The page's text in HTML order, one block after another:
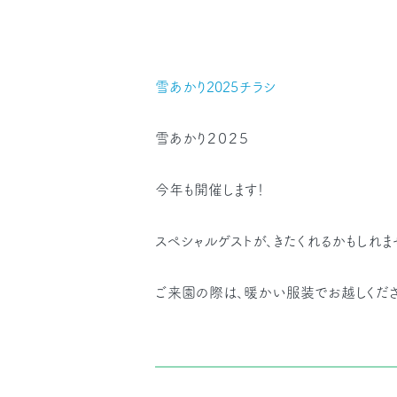
雪あかり2025チラシ
雪あかり２０２５
今年も開催します！
スペシャルゲストが、きたくれるかもしれま
ご来園の際は、暖かい服装でお越しくだ